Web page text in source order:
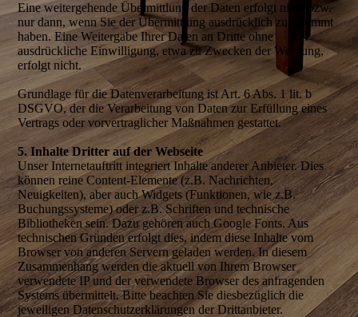
Eine weitergehende Übermittlung der Daten erfolgt nicht bzw.
nur dann, wenn Sie der Übermittlung ausdrücklich zugestimmt
haben. Eine Weitergabe Ihrer Daten an Dritte ohne
ausdrückliche Einwilligung, etwa zu Zwecken der Werbung,
erfolgt nicht.
Grundlage für die Datenverarbeitung ist Art. 6 Abs. 1 lit. b
DSGVO, der die Verarbeitung von Daten zur Erfüllung eines
Vertrags oder vorvertraglicher Maßnahmen gestattet.
5. Inhalte Dritter auf der Webseite
Unser Internetauftritt integriert Inhalte anderer Anbieter. Dies
können reine Content-Elemente (z.B. Nachrichten,
Neuigkeiten), aber auch Widgets (Funktionen, wie z.B.
Buchungssysteme) oder z.B. Schriften und technische
Bibliotheken sein. Dazu gehören auch Google Fonts. Aus
technischen Gründen erfolgt dies, indem diese Inhalte vom
Browser von anderen Servern geladen werden. In diesem
Zusammenhang werden die aktuell von Ihrem Browser
verwendete IP und der verwendete Browser des anfragenden
Systems übermittelt. Bitte beachten Sie diesbezüglich die
jeweiligen Datenschutzerklärungen der Drittanbieter.